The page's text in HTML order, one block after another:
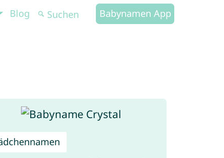
Blog Babynamen App